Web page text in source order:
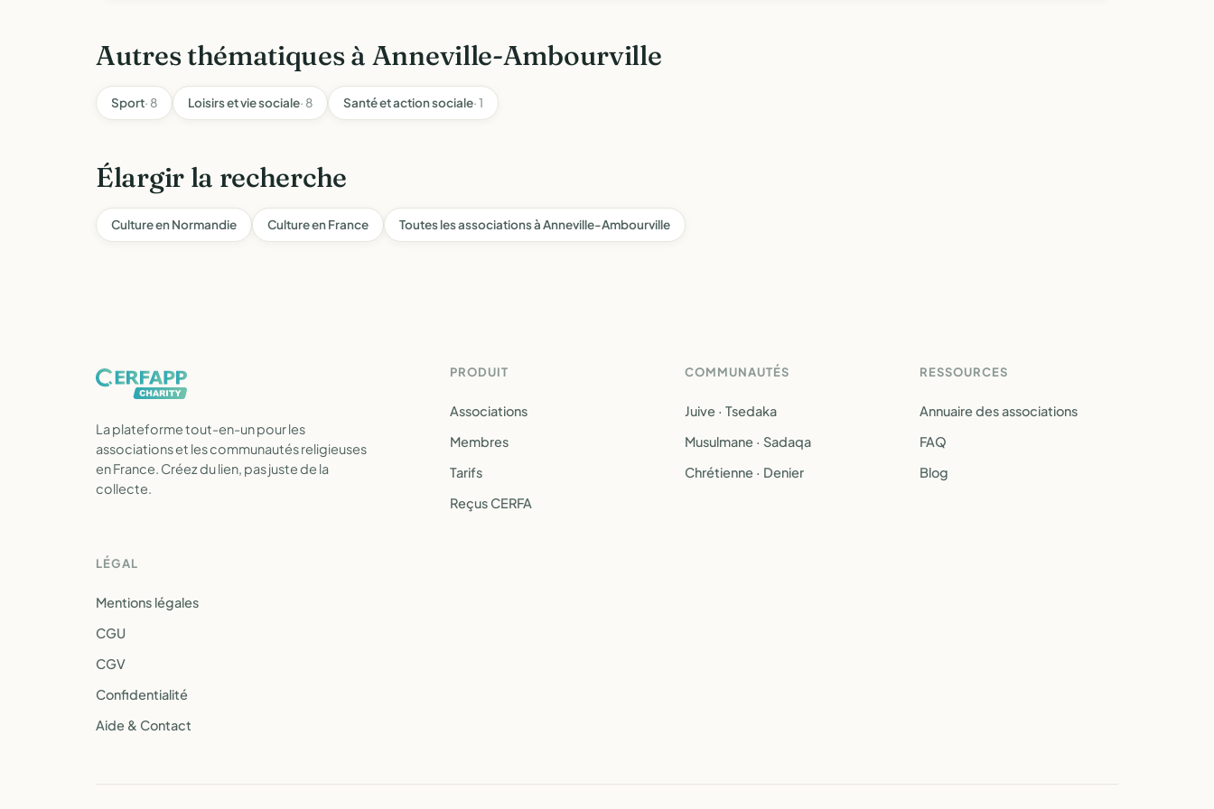
Autres thématiques à Anneville-Ambourville
Sport· 8 Loisirs et vie sociale· 8 Santé et action sociale· 1
Élargir la recherche
Culture en Normandie Culture en France Toutes les associations à Anneville-Ambourville
La plateforme tout-en-un pour les
associations et les communautés religieuses
en France. Créez du lien, pas juste de la
collecte.
PRODUIT
Associations
Membres
Tarifs
Reçus CERFA
COMMUNAUTÉS
Juive · Tsedaka
Musulmane · Sadaqa
Chrétienne · Denier
RESSOURCES
Annuaire des associations
FAQ
Blog
LÉGAL
Mentions légales
CGU
CGV
Confidentialité
Aide & Contact